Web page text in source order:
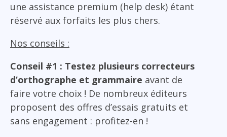
une assistance premium (help desk) étant
réservé aux forfaits les plus chers.
Nos conseils :
Conseil #1 : Testez plusieurs correcteurs
d’orthographe et grammaire avant de
faire votre choix ! De nombreux éditeurs
proposent des offres d’essais gratuits et
sans engagement : profitez-en !